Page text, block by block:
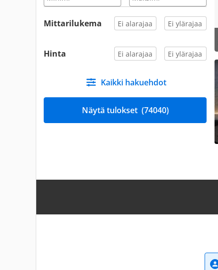
Mittarilukema
Hinta
Kaikki hakuehdot
Näytä tulokset (74040)